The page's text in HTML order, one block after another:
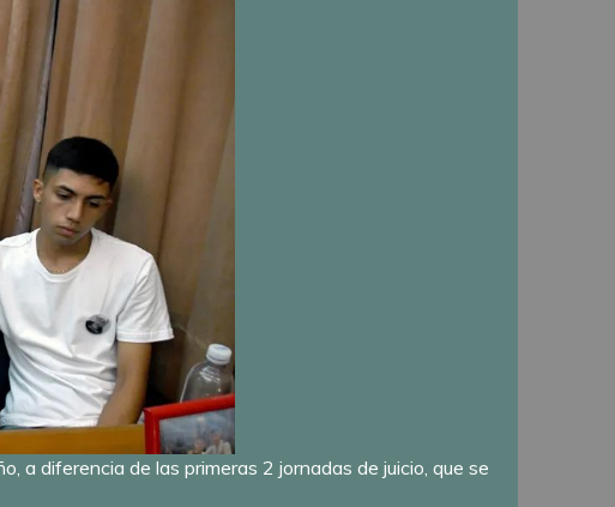
a diferencia de las primeras 2 jornadas de juicio, que se